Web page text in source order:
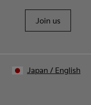
Join us
Japan / English